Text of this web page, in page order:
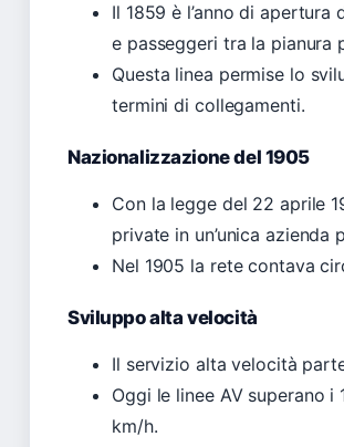
Il 1859 è l’anno di
e passeggeri tra la pianura
Questa linea permise lo
termini di collegamenti.
Nazionalizzazione del 1905
Con la legge del 22 aprile
private in un’unica azienda
Nel 1905 la rete contava
Sviluppo alta velocità
Il servizio alta velocità
Oggi le linee AV superano
km/h.